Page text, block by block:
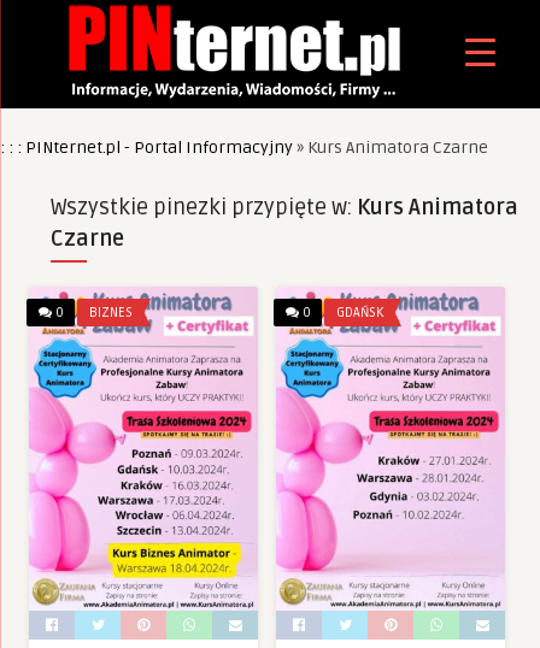
: : : PINternet.pl - Portal Informacyjny» Kurs Animatora Czarne
Wszystkie pinezki przypięte w: Kurs Animatora
Czarne
0 BIZNES 0 GDAŃSK